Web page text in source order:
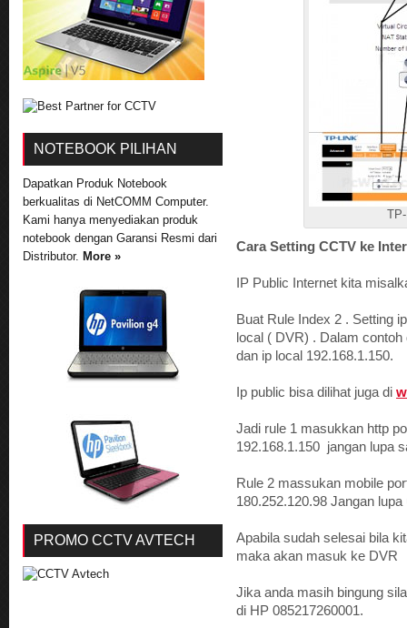
Cara Setting CCTV ke
IP Public Internet kita
Buat Rule Index 2 . Setting
local ( DVR) . Dalam
dan ip local 192.168.1.150.
Ip public bisa dilihat juga di
Jadi rule 1 masukkan http
192.168.1.150 jangan lupa
Rule 2 massukan mobile
180.252.120.98 Jangan
Apabila sudah selesai bila
maka akan masuk ke DVR
Jika anda masih bingung
di HP 085217260001.
NOTEBOOK PILIHAN
Dapatkan Produk Notebook
berkualitas di NetCOMM Computer.
Kami hanya menyediakan produk
notebook dengan Garansi Resmi dari
Distributor. More »
PROMO CCTV AVTECH